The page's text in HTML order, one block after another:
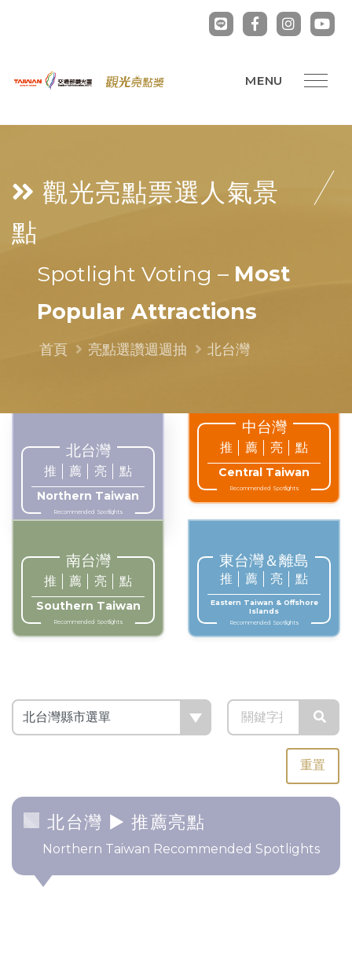
觀光亮點票選 人氣景
點
Spotlight Voting – Most
Popular Attractions
首頁 亮點選讚週週抽 北台灣
北台灣
推 薦 亮 點
Northern Taiwan
Recommended Spotlights
中台灣
推 薦 亮 點
Central Taiwan
Recommended Spotlights
南台灣
推 薦 亮 點
Southern Taiwan
Recommended Spotlights
東台灣＆離島
推 薦 亮 點
Eastern Taiwan & Offshore
Islands
Recommended Spotlights
重置
北台灣 ► 推薦亮點
Northern Taiwan Recommended Spotlights